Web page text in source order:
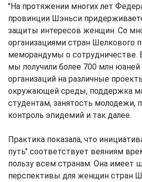
"На протяжении многих лет
провинции Шэньси
защиты интересов женщин. Со
организациями стран Шелкового
меморандумы о сотрудничестве.
мы получили более 700 млн
организаций на различные
окружающей среды, поддержка
студентам, занятость молодежи,
контроль эпидемий и так далее.
Практика показала, что
путь" соответствует веяниям
пользу всем странам. Она имеет
перспективы для женщин стран